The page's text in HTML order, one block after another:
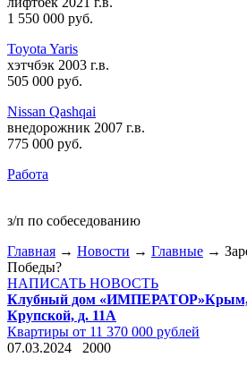
1 550 000 руб.
Toyota Yaris
хэтчбэк 2003 г.в.
505 000 руб.
Nissan Qashqai
внедорожник 2007 г.в.
775 000 руб.
Работа
з/п по собеседованию
Главная → Новости → Главные →
Победы?
НАПИСАТЬ НОВОСТЬ
Клубный дом «ИМПЕРАТОР»Крым,
Крупской, д. 11А
Квартиры от 11 370 000 рублей
07.03.2024
2000